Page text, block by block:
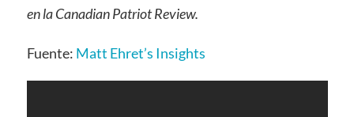
en la Canadian Patriot Review.
Fuente: Matt Ehret’s Insights